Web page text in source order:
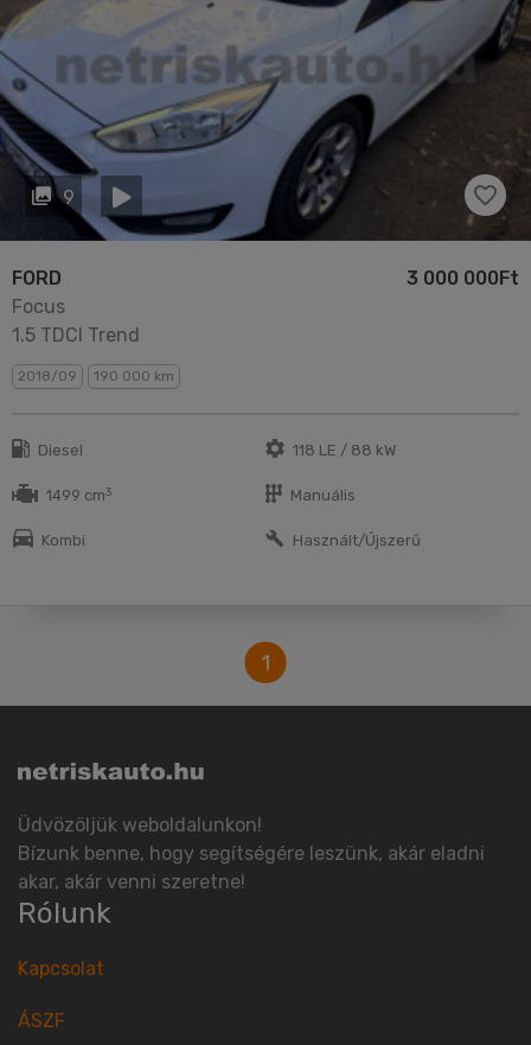
9
FORD
3 000 000Ft
Focus
1.5 TDCI Trend
2018/09 190 000 km
Diesel 118 LE / 88 kW
1499 cm3 Manuális
Kombi Használt/Újszerű
1
Üdvözöljük weboldalunkon!
Bízunk benne, hogy segítségére leszünk, akár eladni
akar, akár venni szeretne!
Rólunk
Kapcsolat
ÁSZF